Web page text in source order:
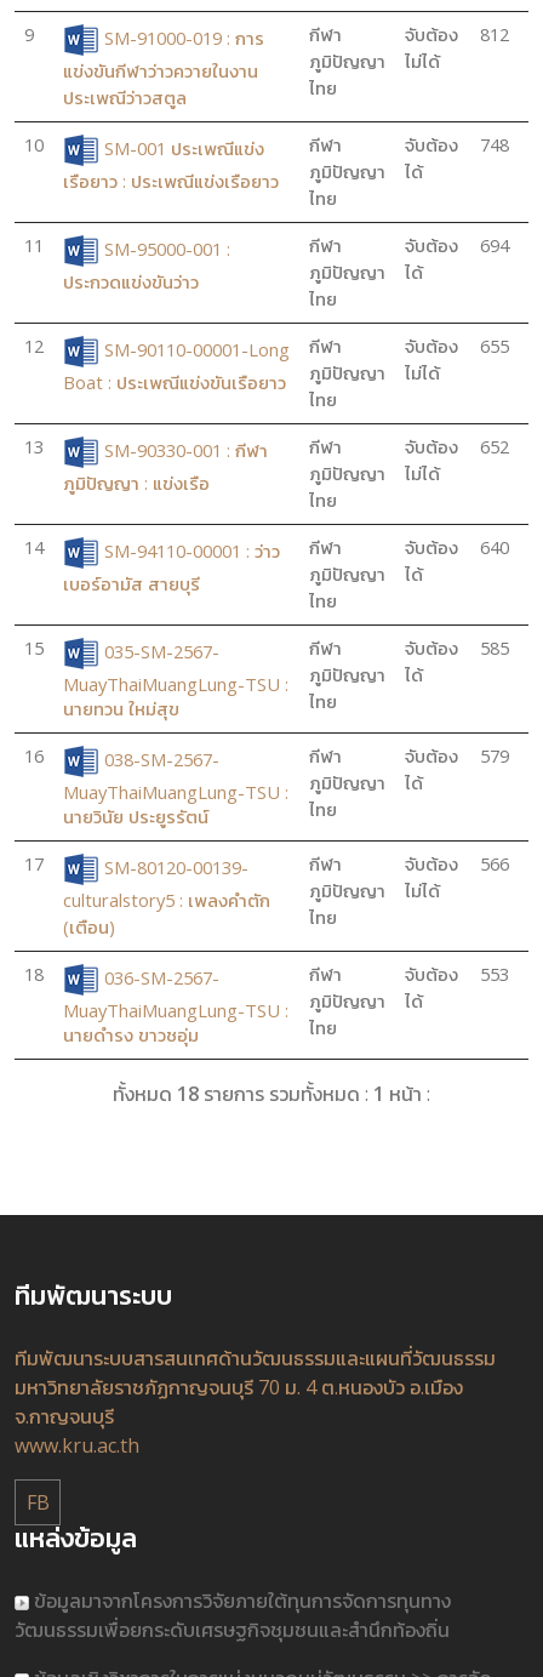
9
SM-91000-019 : การ
แข่งขันกีฬาว่าวควายในงาน
ประเพณีว่าวสตูล
กีฬา
ภูมิปัญญา
ไทย
จับต้อง
ไม่ได้
812
10
SM-001 ประเพณีแข่ง
เรือยาว : ประเพณีแข่งเรือยาว
กีฬา
ภูมิปัญญา
ไทย
จับต้อง
ได้
748
11
SM-95000-001 :
ประกวดแข่งขันว่าว
กีฬา
ภูมิปัญญา
ไทย
จับต้อง
ได้
694
12
SM-90110-00001-Long
Boat : ประเพณีแข่งขันเรือยาว
กีฬา
ภูมิปัญญา
ไทย
จับต้อง
ไม่ได้
655
13
SM-90330-001 : กีฬา
ภูมิปัญญา : แข่งเรือ
กีฬา
ภูมิปัญญา
ไทย
จับต้อง
ไม่ได้
652
14
SM-94110-00001 : ว่าว
เบอร์อามัส สายบุรี
กีฬา
ภูมิปัญญา
ไทย
จับต้อง
ได้
640
15
035-SM-2567-
MuayThaiMuangLung-TSU :
นายทวน ใหม่สุข
กีฬา
ภูมิปัญญา
ไทย
จับต้อง
ได้
585
16
038-SM-2567-
MuayThaiMuangLung-TSU :
นายวินัย ประยูรรัตน์
กีฬา
ภูมิปัญญา
ไทย
จับต้อง
ได้
579
17
SM-80120-00139-
culturalstory5 : เพลงคำตัก
(เตือน)
กีฬา
ภูมิปัญญา
ไทย
จับต้อง
ไม่ได้
566
18
036-SM-2567-
MuayThaiMuangLung-TSU :
นายดำรง ขาวชอุ่ม
กีฬา
ภูมิปัญญา
ไทย
จับต้อง
ได้
553
ทั้งหมด 18 รายการ รวมทั้งหมด : 1 หน้า :
ทีมพัฒนาระบบ
ทีมพัฒนาระบบสารสนเทศด้านวัฒนธรรมและแผนที่วัฒนธรรม
มหาวิทยาลัยราชภัฏกาญจนบุรี 70 ม. 4 ต.หนองบัว อ.เมือง
จ.กาญจนบุรี
www.kru.ac.th
FB
แหล่งข้อมูล
ข้อมูลมาจากโครงการวิจัยภายใต้ทุนการจัดการทุนทาง
วัฒนธรรมเพื่อยกระดับเศรษฐกิจชุมชนและสำนึกท้องถิ่น